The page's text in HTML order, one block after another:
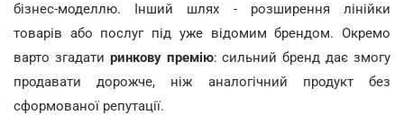
бізнес-моделлю. Інший шлях - розширення лінійки
товарів або послуг під уже відомим брендом. Окремо
варто згадати ринкову премію: сильний бренд дає змогу
продавати дорожче, ніж аналогічний продукт без
сформованої репутації.